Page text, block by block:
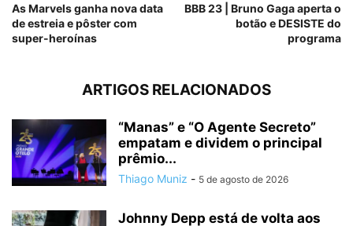
As Marvels ganha nova data
de estreia e pôster com
super-heroínas
BBB 23 | Bruno Gaga aperta o
botão e DESISTE do
programa
ARTIGOS RELACIONADOS
“Manas” e “O Agente Secreto”
empatam e dividem o principal
prêmio...
Thiago Muniz - 5 de agosto de 2026
Johnny Depp está de volta aos